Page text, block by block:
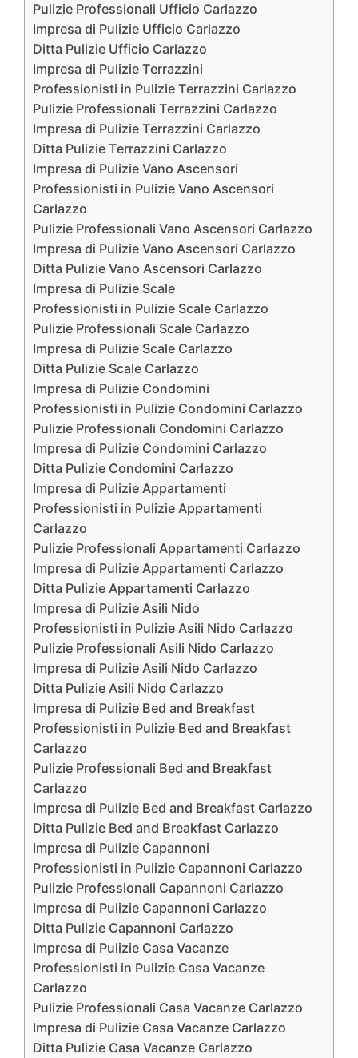
Pulizie Professionali Ufficio Carlazzo
Impresa di Pulizie Ufficio Carlazzo
Ditta Pulizie Ufficio Carlazzo
Impresa di Pulizie Terrazzini
Professionisti in Pulizie Terrazzini Carlazzo
Pulizie Professionali Terrazzini Carlazzo
Impresa di Pulizie Terrazzini Carlazzo
Ditta Pulizie Terrazzini Carlazzo
Impresa di Pulizie Vano Ascensori
Professionisti in Pulizie Vano Ascensori
Carlazzo
Pulizie Professionali Vano Ascensori Carlazzo
Impresa di Pulizie Vano Ascensori Carlazzo
Ditta Pulizie Vano Ascensori Carlazzo
Impresa di Pulizie Scale
Professionisti in Pulizie Scale Carlazzo
Pulizie Professionali Scale Carlazzo
Impresa di Pulizie Scale Carlazzo
Ditta Pulizie Scale Carlazzo
Impresa di Pulizie Condomini
Professionisti in Pulizie Condomini Carlazzo
Pulizie Professionali Condomini Carlazzo
Impresa di Pulizie Condomini Carlazzo
Ditta Pulizie Condomini Carlazzo
Impresa di Pulizie Appartamenti
Professionisti in Pulizie Appartamenti
Carlazzo
Pulizie Professionali Appartamenti Carlazzo
Impresa di Pulizie Appartamenti Carlazzo
Ditta Pulizie Appartamenti Carlazzo
Impresa di Pulizie Asili Nido
Professionisti in Pulizie Asili Nido Carlazzo
Pulizie Professionali Asili Nido Carlazzo
Impresa di Pulizie Asili Nido Carlazzo
Ditta Pulizie Asili Nido Carlazzo
Impresa di Pulizie Bed and Breakfast
Professionisti in Pulizie Bed and Breakfast
Carlazzo
Pulizie Professionali Bed and Breakfast
Carlazzo
Impresa di Pulizie Bed and Breakfast Carlazzo
Ditta Pulizie Bed and Breakfast Carlazzo
Impresa di Pulizie Capannoni
Professionisti in Pulizie Capannoni Carlazzo
Pulizie Professionali Capannoni Carlazzo
Impresa di Pulizie Capannoni Carlazzo
Ditta Pulizie Capannoni Carlazzo
Impresa di Pulizie Casa Vacanze
Professionisti in Pulizie Casa Vacanze
Carlazzo
Pulizie Professionali Casa Vacanze Carlazzo
Impresa di Pulizie Casa Vacanze Carlazzo
Ditta Pulizie Casa Vacanze Carlazzo